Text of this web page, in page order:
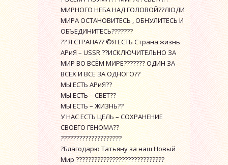
МИРНОГО НЕБА НАД ГОЛОВОЙ??ЛЮДИ
МИРА ОСТАНОВИТЕСЬ , ОБНУЛИТЕСЬ И
ОБЪЕДИНИТЕСЬ???????
?? Я СТРАНА?? ©Я ЕСТЬ Страна жизнь
АРиЯ – USSR ??ИСКЛЮЧИТЕЛЬНО ЗА
МИР ВО ВСЁМ МИРЕ??????? ОДИН ЗА
ВСЕХ И ВСЕ ЗА ОДНОГО??
МЫ ЕСТЬ АРиЯ??
МЫ ЕСТЬ – СВЕТ??
МЫ ЕСТЬ – ЖИЗНЬ??
У НАС ЕСТЬ ЦЕЛЬ – СОХРАНЕНИЕ
СВОЕГО ГЕНОМА??
????????????????????
?Благодарю Татьяну за наш Новый
Мир ?????????????????????????????